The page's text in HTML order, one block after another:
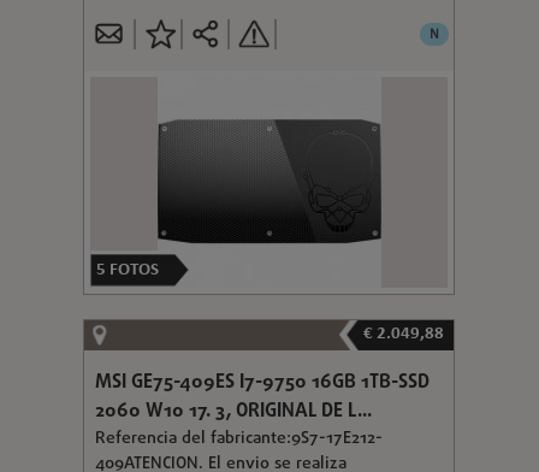
N
5 FOTOS
€ 2.049,88
MSI GE75-409ES I7-9750 16GB 1TB-SSD
2060 W10 17. 3, ORIGINAL DE L...
Referencia del fabricante:9S7-17E212-
409ATENCION. El envio se realiza